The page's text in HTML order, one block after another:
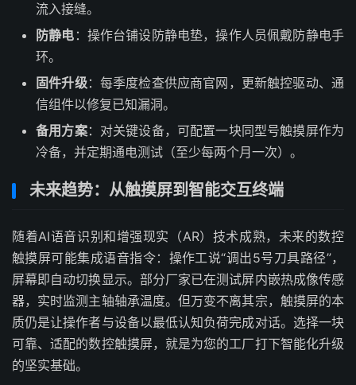
流入接缝。
防静电 ：操作台铺设防静电垫，操作人员佩戴防静电手
环。
固件升级：每季度检查供应商官网，更新触控驱动、通
信组件以修复已知漏洞。
备用方案：对关键设备，可配置一块同型号触摸屏作为
冷备，并定期通电测试（至少每两个月一次）。
未来趋势：从触摸屏到智能交互终端
随着AI语音识别和增强现实（AR）技术成熟，未来的数控
触摸屏可能集成语音指令：操作工说“调出5号刀具路径”，
屏幕即自动切换显示。部分厂家已在测试屏内嵌热成像传感
器，实时监测主轴轴承温度。但万变不离其宗，触摸屏的本
质仍是让操作者与设备以最低认知负荷完成对话。选择一块
可靠、适配的数控触摸屏，就是为您的工厂打下智能化升级
的坚实基础。